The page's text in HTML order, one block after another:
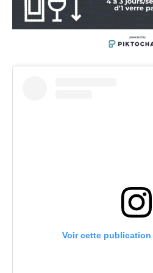
Voir cette